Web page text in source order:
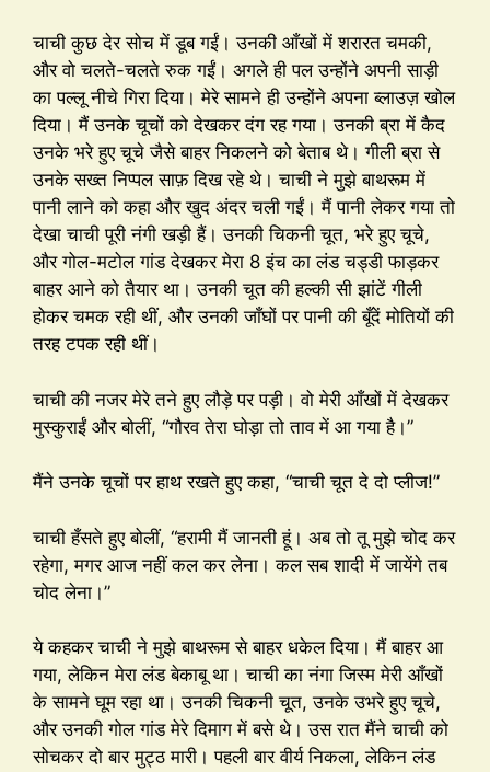
चाची कुछ देर सोच में डूब गईं। उनकी आँखों में शरारत चमकी,
और वो चलते-चलते रुक गईं। अगले ही पल उन्होंने अपनी साड़ी
का पल्लू नीचे गिरा दिया। मेरे सामने ही उन्होंने अपना ब्लाउज़ खोल
दिया। मैं उनके चूचों को देखकर दंग रह गया। उनकी ब्रा में कैद
उनके भरे हुए चूचे जैसे बाहर निकलने को बेताब थे। गीली ब्रा से
उनके सख्त निप्पल साफ़ दिख रहे थे। चाची ने मुझे बाथरूम में
पानी लाने को कहा और खुद अंदर चली गईं। मैं पानी लेकर गया तो
देखा चाची पूरी नंगी खड़ी हैं। उनकी चिकनी चूत, भरे हुए चूचे,
और गोल-मटोल गांड देखकर मेरा 8 इंच का लंड चड्डी फाड़कर
बाहर आने को तैयार था। उनकी चूत की हल्की सी झांटें गीली
होकर चमक रही थीं, और उनकी जाँघों पर पानी की बूँदें मोतियों की
तरह टपक रही थीं।
चाची की नजर मेरे तने हुए लौड़े पर पड़ी। वो मेरी आँखों में देखकर
मुस्कुराईं और बोलीं, “गौरव तेरा घोड़ा तो ताव में आ गया है।”
मैंने उनके चूचों पर हाथ रखते हुए कहा, “चाची चूत दे दो प्लीज!”
चाची हँसते हुए बोलीं, “हरामी मैं जानती हूं। अब तो तू मुझे चोद कर
रहेगा, मगर आज नहीं कल कर लेना। कल सब शादी में जायेंगे तब
चोद लेना।”
ये कहकर चाची ने मुझे बाथरूम से बाहर धकेल दिया। मैं बाहर आ
गया, लेकिन मेरा लंड बेकाबू था। चाची का नंगा जिस्म मेरी आँखों
के सामने घूम रहा था। उनकी चिकनी चूत, उनके उभरे हुए चूचे,
और उनकी गोल गांड मेरे दिमाग में बसे थे। उस रात मैंने चाची को
सोचकर दो बार मुट्ठ मारी। पहली बार वीर्य निकला, लेकिन लंड